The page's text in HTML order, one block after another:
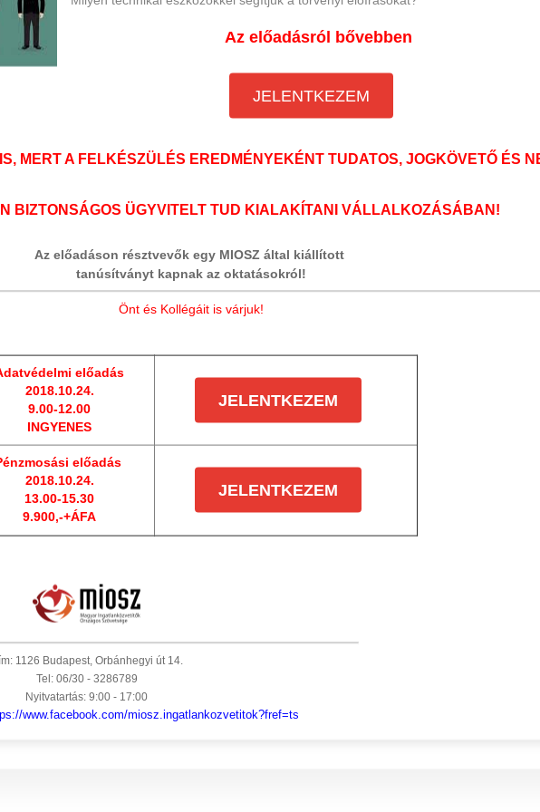
Az előadásról bővebben
JELENTKEZEM
MERT A FELKÉSZÜLÉS EREDMÉNYEKÉNT TUDATOS, JOGKÖVETŐ ÉS
BIZTONSÁGOS ÜGYVITELT TUD KIALAKÍTANI VÁLLALKOZÁSÁBAN!
Az előadáson résztvevők egy MIOSZ által kiállított
tanúsítványt kapnak az oktatásokról!
Önt és Kollégáit is várjuk!
előadás
2018.10.24.
9.00-12.00
INGYENES
JELENTKEZEM
előadás
2018.10.24.
13.00-15.30
9.900,-+ÁFA
JELENTKEZEM
1126 Budapest, Orbánhegyi út 14.
Tel: 06/30 - 3286789
Nyitvatartás: 9:00 - 17:00
www.facebook.com/miosz.ingatlankozvetitok?fref=ts